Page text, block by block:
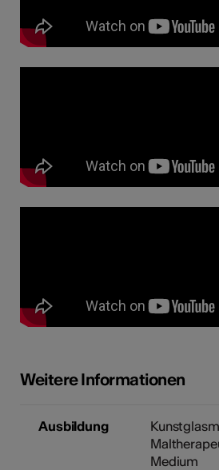
Weitere Informationen
Ausbildung
Medium